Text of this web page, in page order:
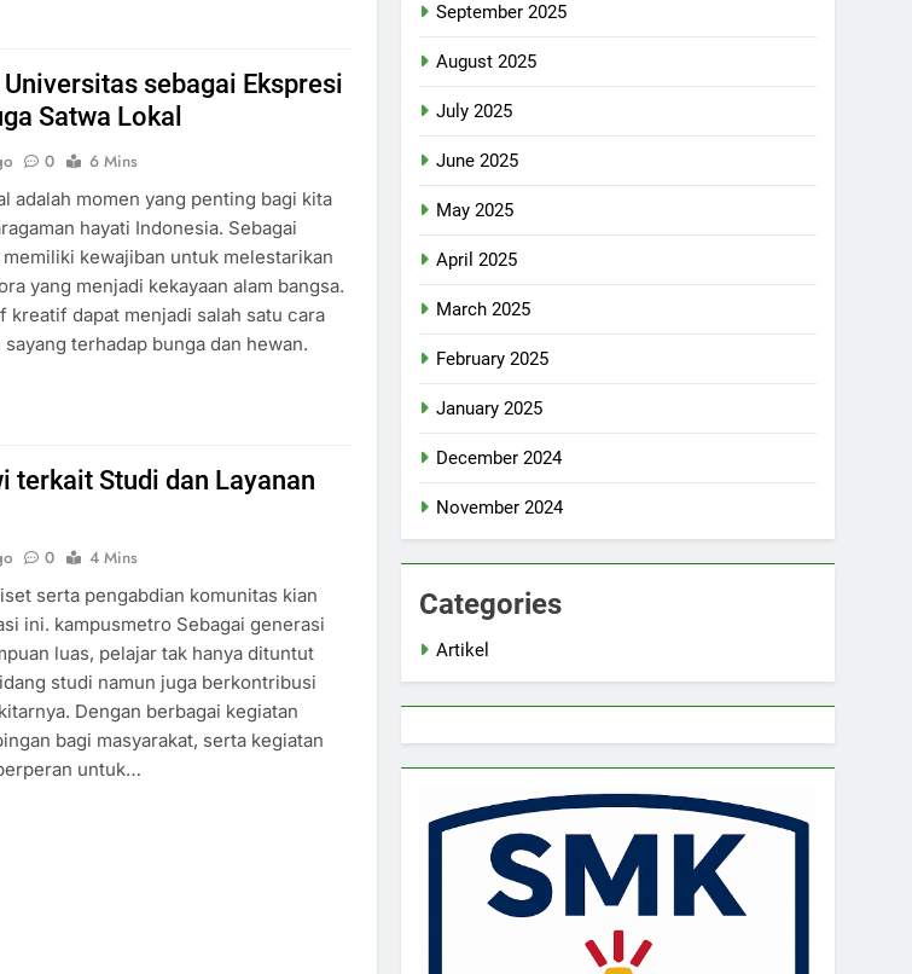
sebagai Ekspresi
Satwa Lokal
0
6 Mins
adalah momen yang penting bagi kita
hayati Indonesia. Sebagai
kewajiban untuk melestarikan
yang menjadi kekayaan alam bangsa.
kreatif dapat menjadi salah satu cara
terhadap bunga dan hewan.
terkait Studi dan Layanan
0
4 Mins
serta pengabdian komunitas kian
ini. kampusmetro Sebagai generasi
luas, pelajar tak hanya dituntut
studi namun juga berkontribusi
Dengan berbagai kegiatan
bagi masyarakat, serta kegiatan
untuk…
September 2025
August 2025
July 2025
June 2025
May 2025
April 2025
March 2025
February 2025
January 2025
December 2024
November 2024
Categories
Artikel